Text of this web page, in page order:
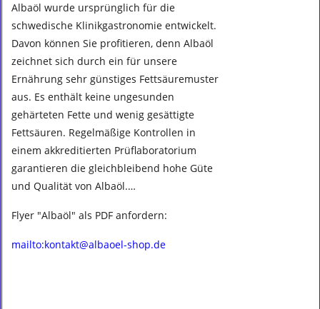
Albaöl wurde ursprünglich für die
schwedische Klinikgastronomie entwickelt.
Davon können Sie profitieren, denn Albaöl
zeichnet sich durch ein für unsere
Ernährung sehr günstiges Fettsäuremuster
aus. Es enthält keine ungesunden
gehärteten Fette und wenig gesättigte
Fettsäuren. Regelmäßige Kontrollen in
einem akkreditierten Prüflaboratorium
garantieren die gleichbleibend hohe Güte
und Qualität von Albaöl.…
Flyer "Albaöl" als PDF anfordern:
mailto:kontakt@albaoel-shop.de